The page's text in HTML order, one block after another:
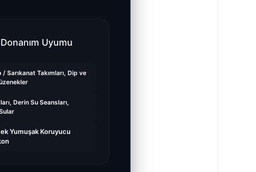
Uyumu
/ Sarıkanat Takımları, Dip ve
Derin Su Seansları,
Yumuşak Koruyucu